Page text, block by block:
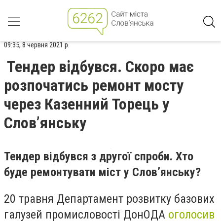
09:35, 8 червня 2021 р.
Тендер відбувся. Скоро має
розпочатись ремонт мосту
через Казенний Торець у
Слов’янську
Тендер відбувся з другої спроби. Хто
буде ремонтувати міст у Слов’янську?
20 травня Департамент розвитку базових
галузей промисловості ДонОДА оголосив